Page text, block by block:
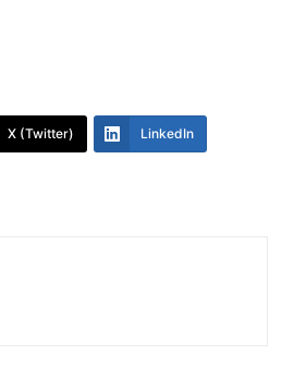
X (Twitter) LinkedIn